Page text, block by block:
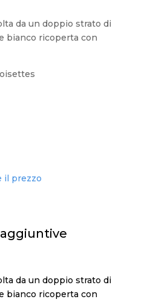
da un doppio strato di
bianco ricoperta con
il prezzo
da un doppio strato di
bianco ricoperta con